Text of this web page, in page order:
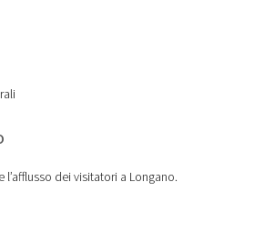
dei visitatori a Longano.